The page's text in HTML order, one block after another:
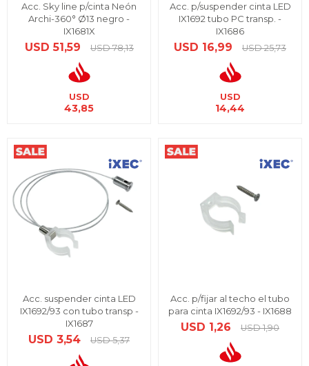
Acc. Sky line p/cinta Neón
Archi-360° Ø13 negro -
IX1681X
USD 51,59 USD 78,13
USD
43,85
Acc. p/suspender cinta LED
IX1692 tubo PC transp. -
IX1686
USD 16,99 USD 25,73
USD
14,44
Acc. suspender cinta LED
IX1692/93 con tubo transp -
IX1687
USD 3,54 USD 5,37
Acc. p/fijar al techo el tubo
para cinta IX1692/93 - IX1688
USD 1,26 USD 1,90